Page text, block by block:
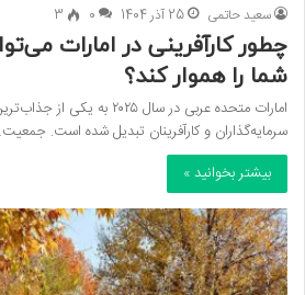
سعید حاتمی 25 آذر 1404 0
3
چطور کارآفرینی در امارات
شما را هموار کند؟
امارات متحده عربی در سال ۲۰۲۵
سرمایه‌گذاران و کارآفرینان تبدیل شده است.
بیشتر بخوانید »